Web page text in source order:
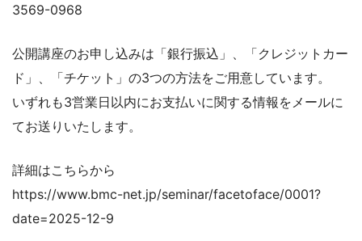
3569-0968
公開講座のお申し込みは「銀行振込」、「クレジットカー
ド」、「チケット」の3つの方法をご用意しています。
いずれも3営業日以内にお支払いに関する情報をメールに
てお送りいたします。
詳細はこちらから
https://www.bmc-net.jp/seminar/facetoface/0001?
date=2025-12-9